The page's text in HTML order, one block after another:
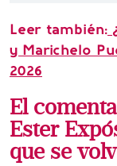
Leer también:
y Marichelo
2026
El
Ester
que se